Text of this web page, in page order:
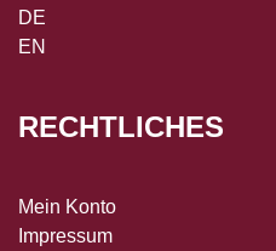
DE
EN
RECHTLICHES
Mein Konto
Impressum